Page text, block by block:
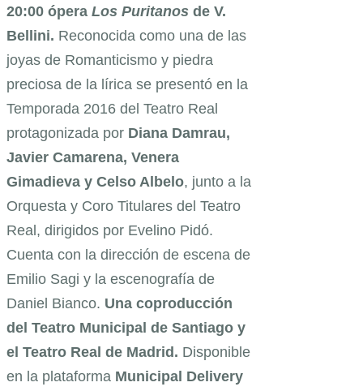
20:00 ópera Los Puritanos de V.
Bellini. Reconocida como una de las
joyas de Romanticismo y piedra
preciosa de la lírica se presentó en la
Temporada 2016 del Teatro Real
protagonizada por Diana Damrau,
Javier Camarena, Venera
Gimadieva y Celso Albelo, junto a la
Orquesta y Coro Titulares del Teatro
Real, dirigidos por Evelino Pidó.
Cuenta con la dirección de escena de
Emilio Sagi y la escenografía de
Daniel Bianco. Una coproducción
del Teatro Municipal de Santiago y
el Teatro Real de Madrid. Disponible
en la plataforma Municipal Delivery